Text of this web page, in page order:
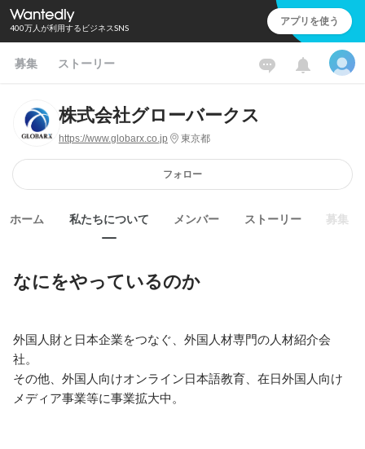
400万人が利用するビジネスSNS アプリを使う
募集 ストーリー
株式会社グローバークス
https://www.globarx.co.jp 東京都
フォロー
ホーム 私たちについて メンバー ストーリー 募集
なにをやっているのか
外国人財と日本企業をつなぐ、外国人材専門の人材紹介会
社。
その他、外国人向けオンライン日本語教育、在日外国人向け
メディア事業等に事業拡大中。